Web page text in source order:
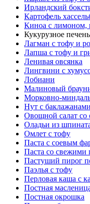
Ирландский
Картофель
Киноа с лимоном,
Кукурузное
Лагман с тофу и
Лапша с тофу и
Ленивая овсянка
Лингвини с
Лобиани
Малиновый
Морковно-
Нут с баклажанами
Овощной салат со
Оладьи из
Омлет с тофу
Паста с соевым
Паста со свежими
Пастуший пирог
Паэлья с тофу
Перловая каша с
Постная
Постная окрошка